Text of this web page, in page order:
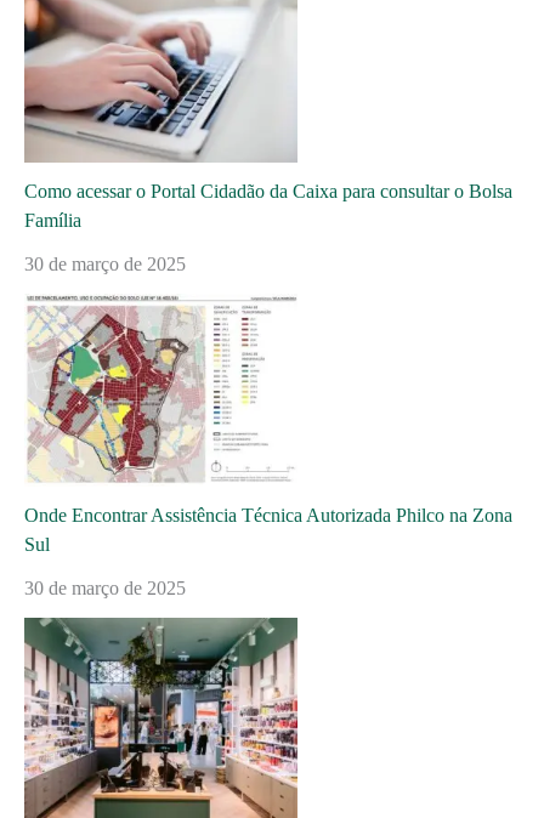
Como acessar o Portal Cidadão da Caixa para consultar o Bolsa
Família
30 de março de 2025
Onde Encontrar Assistência Técnica Autorizada Philco na Zona
Sul
30 de março de 2025